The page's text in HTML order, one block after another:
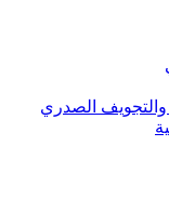
الصدري